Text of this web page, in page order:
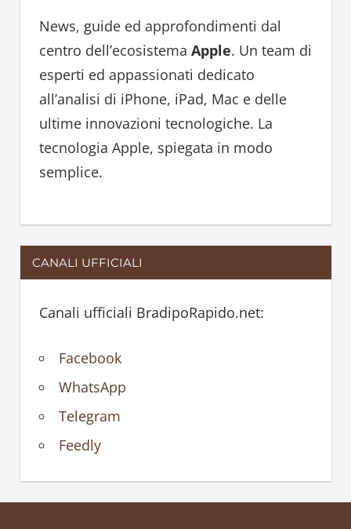
f
o
r
:
News, guide ed approfondimenti dal
centro dell’ecosistema Apple. Un team di
esperti ed appassionati dedicato
all’analisi di iPhone, iPad, Mac e delle
ultime innovazioni tecnologiche. La
tecnologia Apple, spiegata in modo
semplice.
CANALI UFFICIALI
Canali ufficiali BradipoRapido.net:
Facebook
WhatsApp
Telegram
Feedly